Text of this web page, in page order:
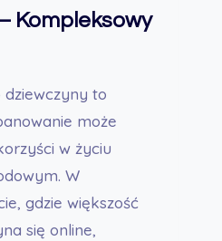
Kompleksowy
to
może
w życiu
W
gdzie większość
się online,